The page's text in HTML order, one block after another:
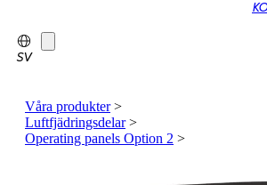
SV
Våra produkter>
Luftfjädringsdelar>
Operating panels Option 2 >